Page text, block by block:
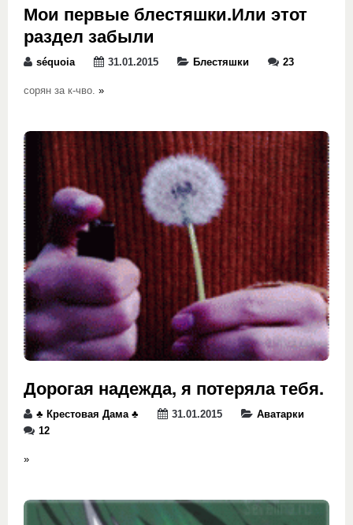
Мои первые блестяшки.Или этот
раздел забыли
séquoia 31.01.2015 Блестяшки 23
сорян за к-чво. »
Дорогая надежда, я потеряла тебя.
♣️ Крестовая Дама ♣️ 31.01.2015
Аватарки
12
»